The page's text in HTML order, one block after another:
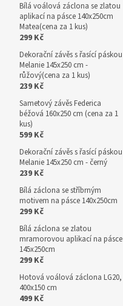
Bílá voálová záclona se zlatou
aplikací na pásce 140x250cm
Matea(cena za 1 kus)
299 Kč
Dekorační závěs s řasící páskou
Melanie 145x250 cm -
růžový(cena za 1 kus)
239 Kč
Sametový závěs Federica
béžová 160x250 cm (cena za 1
kus)
599 Kč
Dekorační závěs s řasící páskou
Melanie 145x250 cm - černý
239 Kč
Bílá záclona se stříbrným
motivem na pásce 140x250cm
299 Kč
Bílá záclona se zlatou
mramorovou aplikací na pásce
145x250cm
299 Kč
Hotová voálová záclona LG20,
400x150 cm
499 Kč